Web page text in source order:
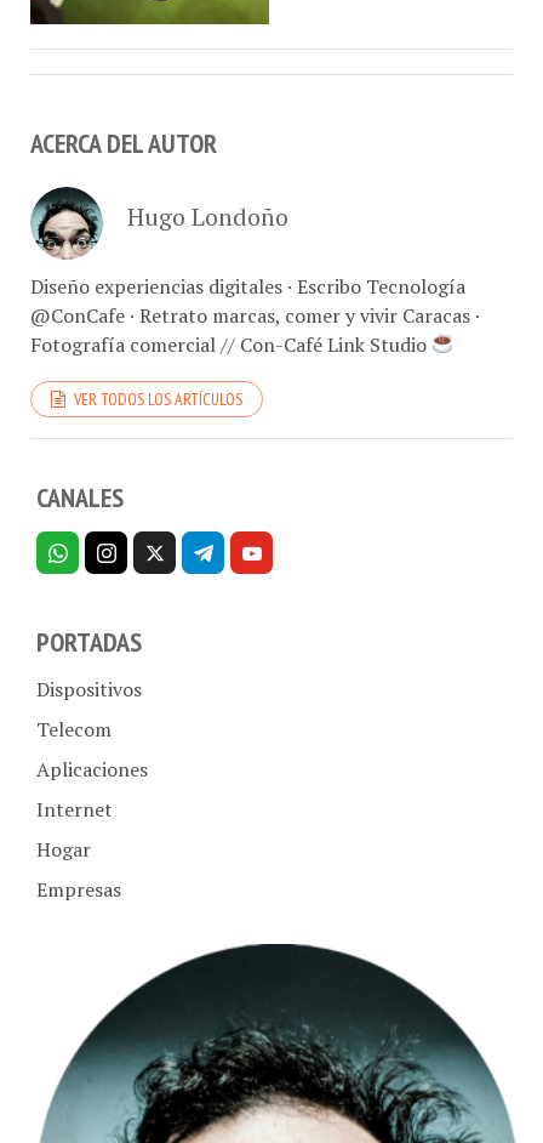
ACERCA DEL AUTOR
Hugo Londoño
Diseño experiencias digitales · Escribo Tecnología
@ConCafe · Retrato marcas, comer y vivir Caracas ·
Fotografía comercial // Con-Café Link Studio
VER TODOS LOS ARTÍCULOS
CANALES
PORTADAS
Dispositivos
Telecom
Aplicaciones
Internet
Hogar
Empresas